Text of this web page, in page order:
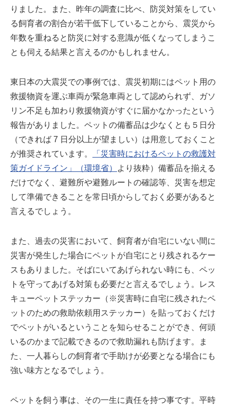
りました。また、昨年の調査に比べ、防災対策をしてい
る飼育者の割合が若干低下していることから、震災から
年数を重ねると防災に対する意識が低くなってしまうこ
とも伺える結果と言えるのかもしれません。
東日本の大震災での事例では、震災初期にはペット用の
救援物資を運ぶ車両が緊急車両として認められず、ガソ
リン不足も加わり救援物資がすぐに届かなかったという
報告がありました。ペットの備蓄品は少なくとも５日分
（できれば 7 日分以上が望ましい）は用意しておくこと
が推奨されています。
「災害時におけるペットの救護対
策ガイドライン」（環境省）
より抜粋）備蓄品を揃える
だけでなく、避難所や避難ルートの確認等、災害を想定
して準備できることを常日頃からしておく必要があると
言えるでしょう。
また、過去の災害において、飼育者が自宅にいない間に
災害が発生した場合にペットが自宅にとり残されるケー
スもありました。そばにいてあげられない時にも、ペッ
トを守ってあげる対策も必要だと言えるでしょう。レス
キューペットステッカー（※災害時に自宅に残されたペ
ットのための救助依頼用ステッカー）を貼っておくだけ
でペットがいるということを知らせることができ、何頭
いるのかまで記載できるので救助漏れも防げます。ま
た、一人暮らしの飼育者で手助けが必要となる場合にも
強い味方となるでしょう。
ペットを飼う事は、その一生に責任を持つ事です。平時